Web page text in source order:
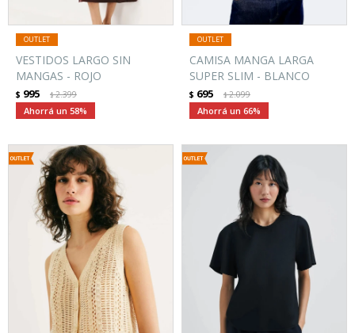
VESTIDOS LARGO SIN
MANGAS - ROJO
$ 995 $2.399
58
CAMISA MANGA LARGA
SUPER SLIM - BLANCO
$ 695 $2.099
66